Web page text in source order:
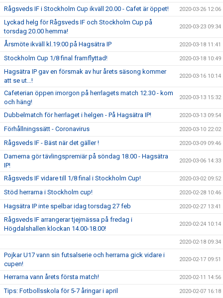
Rågsveds IF i Stockholm Cup ikväll 20.00 - Cafet är öppet! 2020-03-26 12:06
Lyckad helg för Rågsveds IF och Stockholm Cup på
torsdag 20.00 hemma!
2020-03-23 09:34
Årsmöte ikväll kl.19:00 på Hagsätra IP 2020-03-18 11:41
Stockholm Cup 1/8 final framflyttad! 2020-03-18 10:49
Hagsätra IP gav en försmak av hur årets säsong kommer
att se ut...!
2020-03-16 10:14
Cafeterian öppen imorgon på herrlagets match 12.30 - kom
och häng!
2020-03-13 15:32
Dubbelmatch för herrlaget i helgen - På Hagsätra IP! 2020-03-13 09:54
Förhållningssätt - Coronavirus 2020-03-10 22:02
Rågsveds IF - Bäst när det gäller ! 2020-03-09 09:46
Damerna gör tävlingspremiär på söndag 18.00 - Hagsätra
IP!
2020-03-06 14:33
Rågsveds IF vidare till 1/8 final i Stockholm Cup! 2020-03-02 09:52
Stöd herrarna i Stockholm cup! 2020-02-28 10:46
Hagsätra IP inte spelbar idag torsdag 27 feb 2020-02-27 13:41
Rågsveds IF arrangerar tjejmässa på fredag i
Högdalshallen klockan 14.00-18.00!
2020-02-24 10:14
2020-02-18 09:34
Pojkar U17 vann sin futsalserie och herrarna gick vidare i
cupen!
2020-02-17 09:51
Herrarna vann årets första match! 2020-02-11 14:56
Tips: Fotbollsskola för 5-7 åringar i april 2020-02-07 16:18